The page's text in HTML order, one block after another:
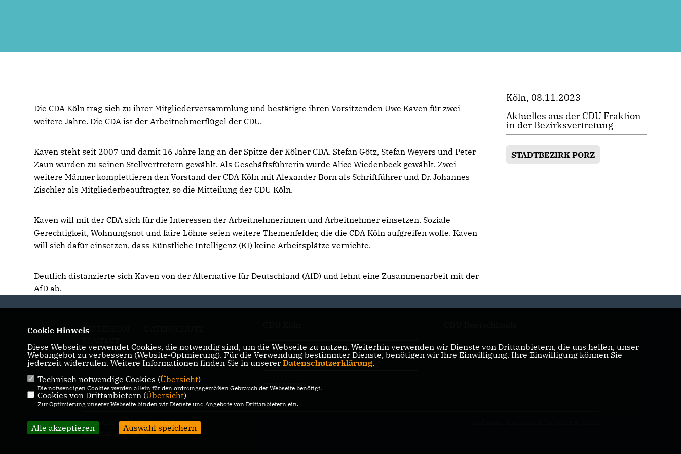
Die CDA Köln trag sich zu ihrer Mitgliederversammlung und bestätigte ihren Vorsitzenden Uwe Kaven für zwei
weitere Jahre. Die CDA ist der Arbeitnehmerflügel der CDU.
Kaven steht seit 2007 und damit 16 Jahre lang an der Spitze der Kölner CDA. Stefan Götz, Stefan Weyers und Peter
Zaun wurden zu seinen Stellvertretern gewählt. Als Geschäftsführerin wurde Alice Wiedenbeck gewählt. Zwei
weitere Männer komplettieren den Vorstand der CDA Köln mit Alexander Born als Schriftführer und Dr. Johannes
Zischler als Mitgliederbeauftragter, so die Mitteilung der CDU Köln.
Kaven will mit der CDA sich für die Interessen der Arbeitnehmerinnen und Arbeitnehmer einsetzen. Soziale
Gerechtigkeit, Wohnungsnot und faire Löhne seien weitere Themenfelder, die die CDA Köln aufgreifen wolle. Kaven
will sich dafür einsetzen, dass Künstliche Intelligenz (KI) keine Arbeitsplätze vernichte.
Deutlich distanzierte sich Kaven von der Alternative für Deutschland (AfD) und lehnt eine Zusammenarbeit mit der
AfD ab.
Köln, 08.11.2023
Aktuelles aus der CDU Fraktion
in der Bezirksvertretung
STADTBEZIRK PORZ
IMPRESSUM
KONTAKT
Junge Union Köln
CDU NRW
@2026 CDU Stadtbezirksverband Porz
Alle Rechte vorbehalten.
Cookie Hinweis
Diese Webseite verwendet Cookies, die notwendig sind, um die Webseite zu nutzen. Weiterhin verwenden wir Dienste von Drittanbietern, die uns helfen, unser
Webangebot zu verbessern (Website-Optmierung). Für die Verwendung bestimmter Dienste, benötigen wir Ihre Einwilligung. Ihre Einwilligung können Sie
jederzeit widerrufen. Weitere Informationen finden Sie in unserer Datenschutzerklärung.
Technisch notwendige Cookies (Übersicht)
Die notwendigen Cookies werden allein für den ordnungsgemäßen Gebrauch der Webseite benötigt.
Cookies von Drittanbietern (Übersicht)
Zur Optimierung unserer Webseite binden wir Dienste und Angebote von Drittanbietern ein.
Alle akzeptieren Auswahl speichern